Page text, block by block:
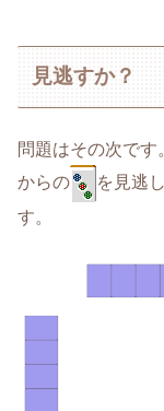
見逃すか？
問題はその次で
からの
を見逃
す。